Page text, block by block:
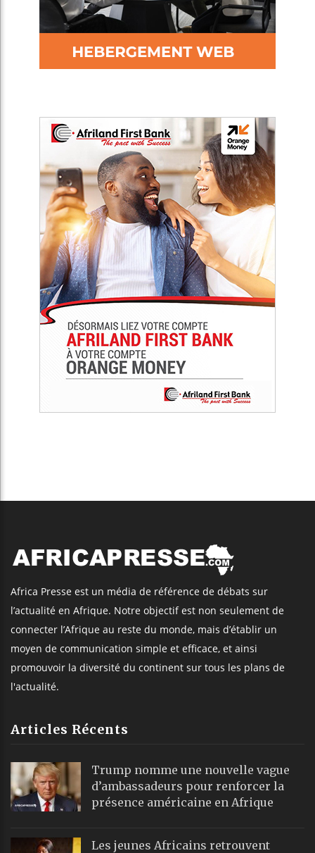
Africa Presse est un média de référence de débats sur
l’actualité en Afrique. Notre objectif est non seulement de
connecter l’Afrique au reste du monde, mais d’établir un
moyen de communication simple et efficace, et ainsi
promouvoir la diversité du continent sur tous les plans de
l'actualité.
Articles Récents
Trump nomme une nouvelle vague
d’ambassadeurs pour renforcer la
présence américaine en Afrique
Les jeunes Africains retrouvent